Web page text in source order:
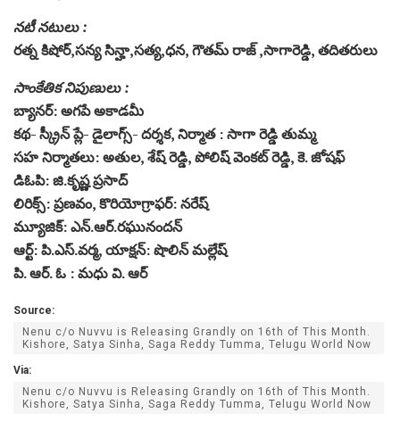
నటీ నటులు :
రత్న కిషోర్,సన్య సిన్హా,సత్య,ధన, గౌతమ్ రాజ్ ,సాగారెడ్డి, తదితరులు
సాంకేతిక నిపుణులు :
బ్యానర్: అగపే అకాడమీ
కథ- స్క్రీన్ ప్లే- డైలాగ్స్- దర్శక, నిర్మాత : సాగా రెడ్డి తుమ్మ
సహ నిర్మాతలు: అతుల, శేష్ రెడ్డి, పోలిష్ వెంకట్ రెడ్డి, కె. జోషఫ్
డిఓపి: జి.కృష్ణ ప్రసాద్
లిరిక్స్: ప్రణవం, కొరియోగ్రాఫర్: నరేష్
మ్యూజిక్: ఎన్.ఆర్.రఘునందన్
ఆర్ట్: పి.ఎస్.వర్మ, యాక్షన్: షొలిన్ మల్లేష్
పి. ఆర్. ఓ : మధు వి. ఆర్
Source:
Nenu c/o Nuvvu is Releasing Grandly on 16th of This Month.
Kishore, Satya Sinha, Saga Reddy Tumma, Telugu World Now
Via:
Nenu c/o Nuvvu is Releasing Grandly on 16th of This Month.
Kishore, Satya Sinha, Saga Reddy Tumma, Telugu World Now